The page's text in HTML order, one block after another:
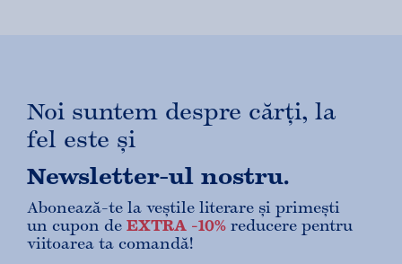
Noi suntem despre cărți, la
fel este și
Newsletter-ul nostru.
Abonează-te la veștile literare și primești
un cupon de EXTRA -10% reducere pentru
viitoarea ta comandă!